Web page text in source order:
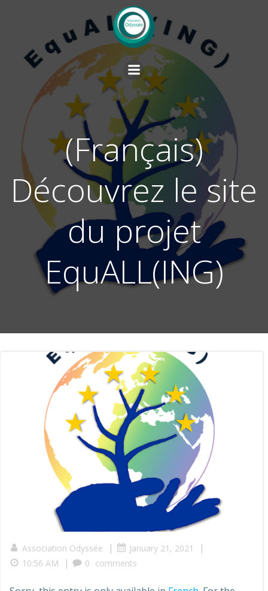
Skip
to
content
(Français)
Découvrez le site
du projet
EquALL(ING)
Association Odyssée | January 21, 2021 |
10:56 AM | 0 comments